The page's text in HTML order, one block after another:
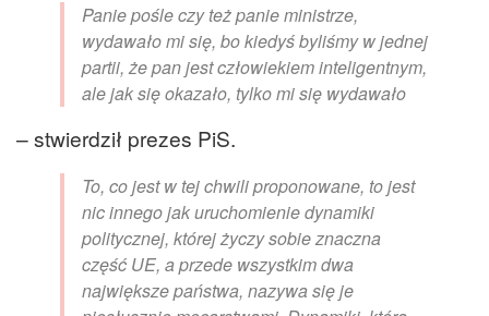
Panie pośle czy też panie ministrze,
wydawało mi się, bo kiedyś byliśmy w jednej
partii, że pan jest człowiekiem inteligentnym,
ale jak się okazało, tylko mi się wydawało
– stwierdził prezes PiS.
To, co jest w tej chwili proponowane, to jest
nic innego jak uruchomienie dynamiki
politycznej, której życzy sobie znaczna
część UE, a przede wszystkim dwa
największe państwa, nazywa się je